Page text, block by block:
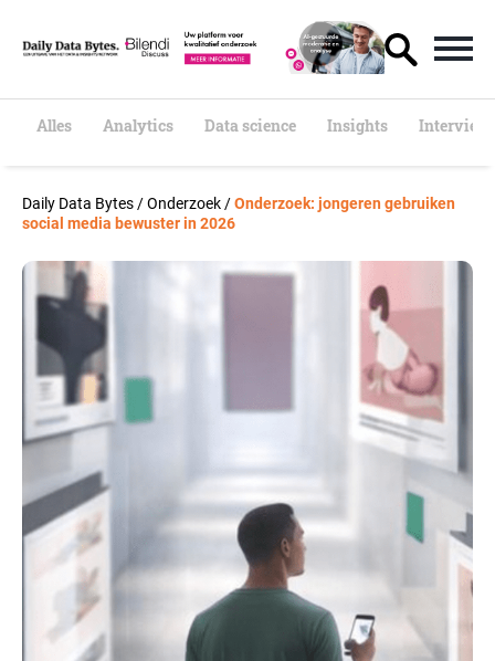
t
Alles Analytics Data science Insights
Daily Data Bytes /Onderzoek /Onderzoek: jongeren gebruiken
social media bewuster in 2026